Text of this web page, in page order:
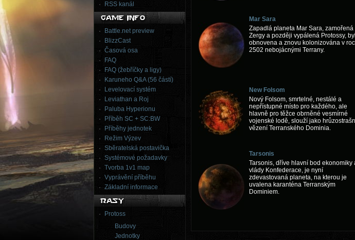
RSS kanál
Battle.net preview
BlizzCast
Časová osa
FAQ
FAQ (žebříčky a ligy)
Karuneho Q&A (56 částí)
Levelovací systém
Leviathan a Roj
Paluba Hyperionu
Příběh SC + SC:BW
Příběhy jednotek
Režim Výzev
Sběratelská postavička
Systémové požadavky
Tvorba 1v1 map
Vyprávění příběhu
Základní informace
Protoss
Budovy
Jednotky
Mar Sara
Zapadlá planeta Mar Sara, zamořená
Zergy a později vypálená Protossy,
obnovena a znovu kolonizována v
2502 nebojácnými Terrany.
New Folsom
Nový Folsom, smrtelné, nestálé a
nepřístupné místo pro každého, ale
hlavně pro těžce obrněné vesmírné
vojenské lodě, slouží jako
vězení Terranského Dominia.
Tarsonis
Tarsonis, dříve hlavní bod ekonomiky
vlády Konfederace, je nyní
zdevastovaná planeta, na kterou je
uvalena karanténa Terranským
Dominiem.